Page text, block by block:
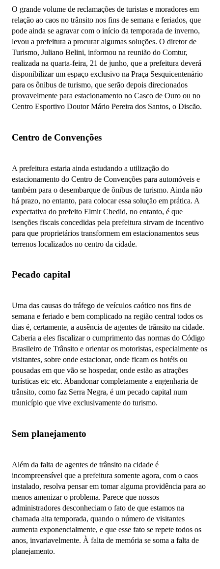
O grande volume de reclamações de turistas e moradores em
relação ao caos no trânsito nos fins de semana e feriados, que
pode ainda se agravar com o início da temporada de inverno,
levou a prefeitura a procurar algumas soluções. O diretor de
Turismo, Juliano Belini, informou na reunião do Comtur,
realizada na quarta-feira, 21 de junho, que a prefeitura deverá
disponibilizar um espaço exclusivo na Praça Sesquicentenário
para os ônibus de turismo, que serão depois direcionados
provavelmente para estacionamento no Casco de Ouro ou no
Centro Esportivo Doutor Mário Pereira dos Santos, o Discão.
Centro de Convenções
A prefeitura estaria ainda estudando a utilização do
estacionamento do Centro de Convenções para automóveis e
também para o desembarque de ônibus de turismo. Ainda não
há prazo, no entanto, para colocar essa solução em prática. A
expectativa do prefeito Elmir Chedid, no entanto, é que
isenções fiscais concedidas pela prefeitura sirvam de incentivo
para que proprietários transformem em estacionamentos seus
terrenos localizados no centro da cidade.
Pecado capital
Uma das causas do tráfego de veículos caótico nos fins de
semana e feriado e bem complicado na região central todos os
dias é, certamente, a ausência de agentes de trânsito na cidade.
Caberia a eles fiscalizar o cumprimento das normas do Código
Brasileiro de Trânsito e orientar os motoristas, especialmente os
visitantes, sobre onde estacionar, onde ficam os hotéis ou
pousadas em que vão se hospedar, onde estão as atrações
turísticas etc etc. Abandonar completamente a engenharia de
trânsito, como faz Serra Negra, é um pecado capital num
município que vive exclusivamente do turismo.
Sem planejamento
Além da falta de agentes de trânsito na cidade é
incompreensível que a prefeitura somente agora, com o caos
instalado, resolva pensar em tomar alguma providência para ao
menos amenizar o problema. Parece que nossos
administradores desconheciam o fato de que estamos na
chamada alta temporada, quando o número de visitantes
aumenta exponencialmente, e que esse fato se repete todos os
anos, invariavelmente. À falta de memória se soma a falta de
planejamento.